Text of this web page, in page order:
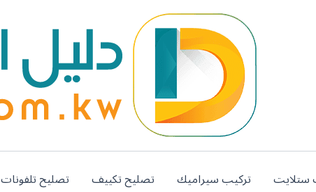
ستلايت تركيب سيراميك تصليح تكييف تصليح تلفونات